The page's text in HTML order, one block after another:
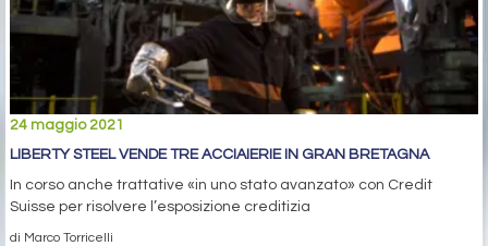
24 maggio 2021
LIBERTY STEEL VENDE TRE ACCIAIERIE IN GRAN BRETAGNA
In corso anche trattative «in uno stato avanzato» con Credit
Suisse per risolvere l’esposizione creditizia
di Marco Torricelli